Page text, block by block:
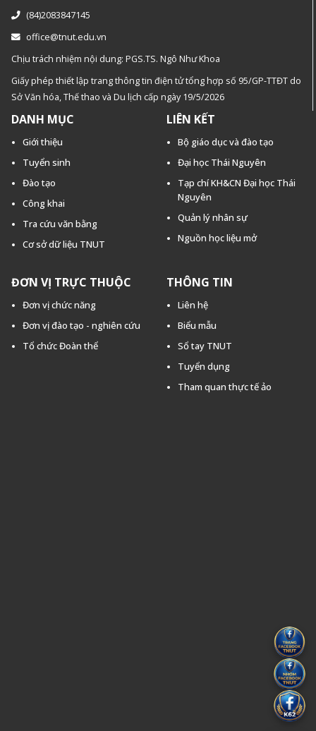
(84)2083847145
office@tnut.edu.vn
Chịu trách nhiệm nội dung: PGS.TS. Ngô Như Khoa
Giấy phép thiết lập trang thông tin điện tử tổng hợp số 95/GP-TTĐT do
Sở Văn hóa, Thế thao và Du lịch cấp ngày 19/5/2026
DANH MỤC
Giới thiệu
Tuyển sinh
Đào tạo
Công khai
Tra cứu văn bằng
Cơ sở dữ liệu TNUT
LIÊN KẾT
Bộ giáo dục và đào tạo
Đại học Thái Nguyên
Tạp chí KH&CN Đại học Thái
Nguyên
Quản lý nhân sự
Nguồn học liệu mở
ĐƠN VỊ TRỰC THUỘC
Đơn vị chức năng
Đơn vị đào tạo - nghiên cứu
Tổ chức Đoàn thể
THÔNG TIN
Liên hệ
Biểu mẫu
Sổ tay TNUT
Tuyển dụng
Tham quan thực tế ảo